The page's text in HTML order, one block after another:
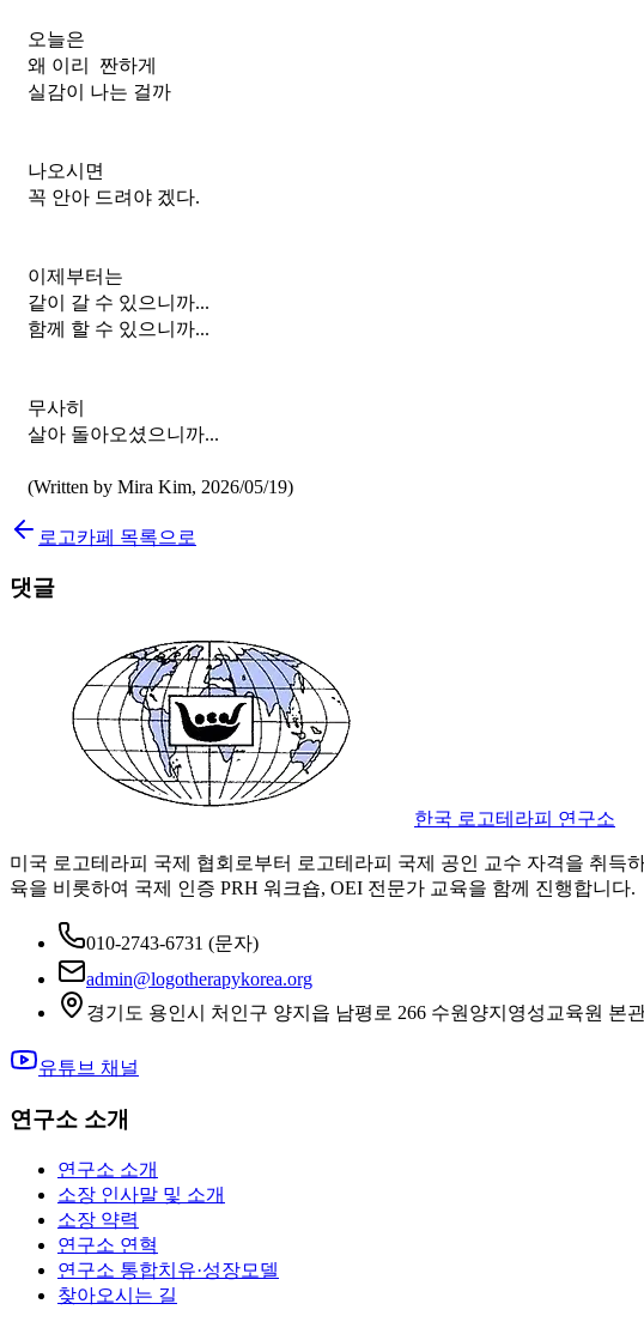
오늘은
왜 이리  짠하게
실감이 나는 걸까
나오시면
꼭 안아 드려야 겠다.
이제부터는
같이 갈 수 있으니까...
함께 할 수 있으니까...
무사히
살아 돌아오셨으니까...
(Written by Mira Kim, 2026/05/19)
로고카페 목록으로
댓글
한국 로고테라피 연구소
미국 로고테라피 국제 협회로부터 로고테라피 국제 공인 교수 자격을 취
육을 비롯하여 국제 인증 PRH 워크숍, OEI 전문가 교육을 함께 진행합니다.
010-2743-6731 (문자)
admin@logotherapykorea.org
경기도 용인시 처인구 양지읍 남평로 266 수원양지영성교육원 본
유튜브 채널
연구소 소개
연구소 소개
소장 인사말 및 소개
소장 약력
연구소 연혁
연구소 통합치유·성장모델
찾아오시는 길